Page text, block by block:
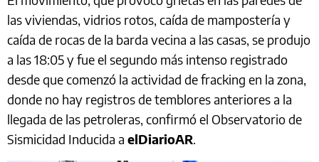
las viviendas, vidrios rotos, caída de mampostería y
caída de rocas de la barda vecina a las casas, se produjo
a las 18:05 y fue el segundo más intenso registrado
desde que comenzó la actividad de fracking en la zona,
donde no hay registros de temblores anteriores a la
llegada de las petroleras, confirmó el Observatorio de
Sismicidad Inducida a elDiarioAR.